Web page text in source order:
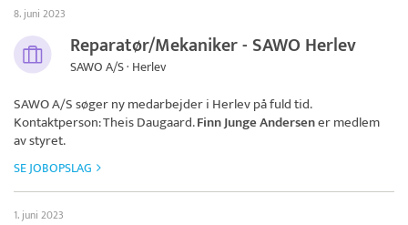
8. juni 2023
Reparatør/Mekaniker - SAWO Herlev
SAWO A/S · Herlev
SAWO A/Ssøger ny medarbejder i Herlev på fuld tid.
Kontaktperson: Theis Daugaard.Finn Junge Andersener medlem
av styret.
SE JOBOPSLAG
1. juni 2023